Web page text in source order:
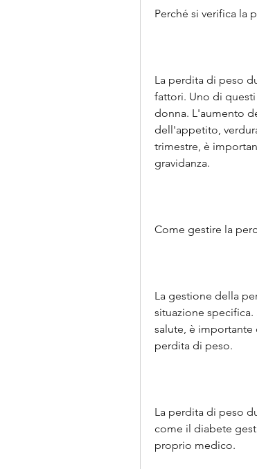
Perché si verifica la
La perdita di peso
fattori. Uno di
donna. L'aumento
dell'appetito,
trimestre, è
gravidanza.
Come gestire la
La gestione della
situazione
salute, è
perdita di peso.
La perdita di peso
come il diabete
proprio medico.